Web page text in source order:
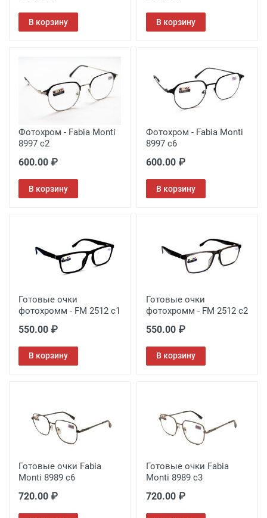
В корзину В корзину
Фотохром - Fabia Monti
8997 с2
600.00 ₽
В корзину
Фотохром - Fabia Monti
8997 с6
600.00 ₽
В корзину
Готовые очки
фотохромм - FM 2512 с1
550.00 ₽
В корзину
Готовые очки
фотохромм - FM 2512 с2
550.00 ₽
В корзину
Готовые очки Fabia
Monti 8989 c6
720.00 ₽
Готовые очки Fabia
Monti 8989 c3
720.00 ₽